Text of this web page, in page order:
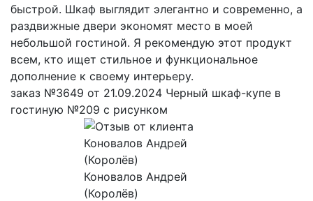
быстрой. Шкаф выглядит элегантно и современно, а
раздвижные двери экономят место в моей
небольшой гостиной. Я рекомендую этот продукт
всем, кто ищет стильное и функциональное
дополнение к своему интерьеру.
заказ №3649 от 21.09.2024 Черный шкаф-купе в
гостиную №209 с рисунком
Коновалов Андрей
(Королёв)